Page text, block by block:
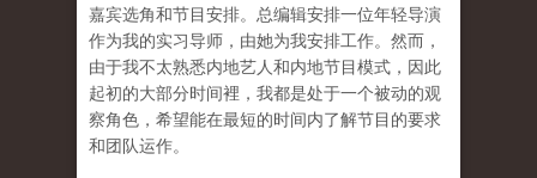
嘉宾选角和节目安排。总编辑安排一位年轻导演
作为我的实习导师，由她为我安排工作。然而，
由于我不太熟悉内地艺人和内地节目模式，因此
起初的大部分时间裡，我都是处于一个被动的观
察角色，希望能在最短的时间内了解节目的要求
和团队运作。